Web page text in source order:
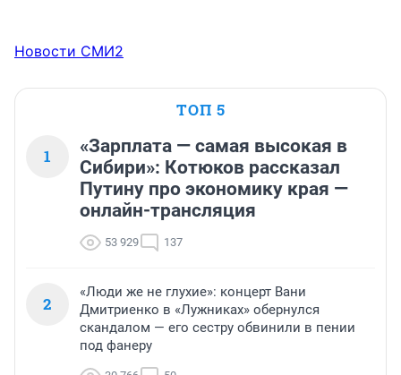
Новости СМИ2
ТОП 5
1
«Зарплата — самая высокая в
Сибири»: Котюков рассказал
Путину про экономику края —
онлайн-трансляция
53 929 137
2
«Люди же не глухие»: концерт Вани
Дмитриенко в «Лужниках» обернулся
скандалом — его сестру обвинили в пении
под фанеру